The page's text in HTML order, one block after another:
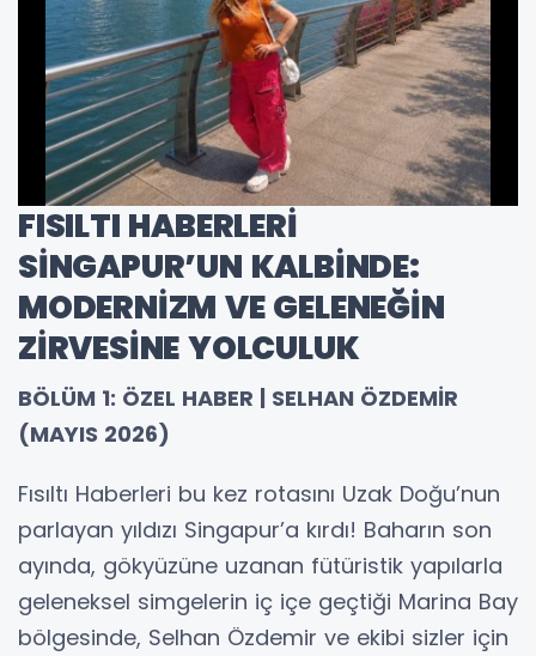
FISILTI HABERLERİ
SİNGAPUR’UN KALBİNDE:
MODERNİZM VE GELENEĞİN
ZİRVESİNE YOLCULUK
BÖLÜM 1: ÖZEL HABER | SELHAN ÖZDEMİR
(MAYIS 2026)
Fısıltı Haberleri bu kez rotasını Uzak Doğu’nun
parlayan yıldızı Singapur’a kırdı! Baharın son
ayında, gökyüzüne uzanan fütüristik yapılarla
geleneksel simgelerin iç içe geçtiği Marina Bay
bölgesinde, Selhan Özdemir ve ekibi sizler için